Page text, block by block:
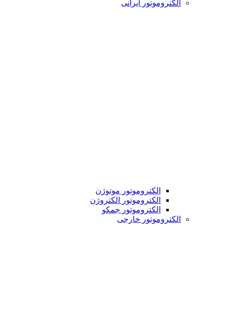
الکتروموتور ایرانی
الکتروموتور موتوژن
الکتروموتور الکتروژن
الکتروموتور جمکو
الکتروموتور خارجی